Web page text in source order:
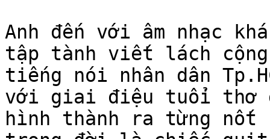
Anh đến với âm nhạc
tập tành viết lách
tiếng nói nhân dân
với giai điệu tuổi thơ
hình thành ra từng nốt